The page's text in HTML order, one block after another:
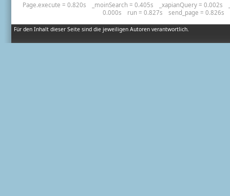
Für den Inhalt dieser Seite sind die jeweiligen Autoren verantwortlich.
Page.execute = 0.820s _moinSearch = 0.405s _xapianQuery = 0.002s
0.000s
run = 0.827s send_page = 0.826s